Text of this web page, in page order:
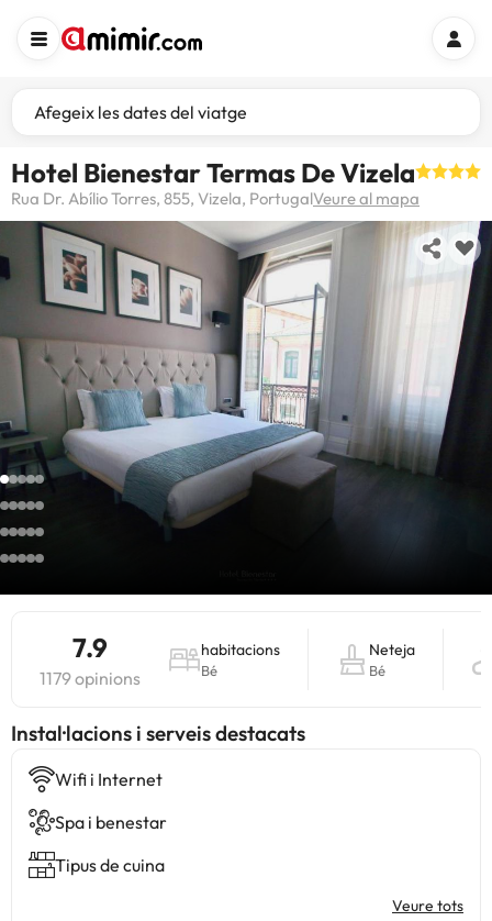
Afegeix les dates del viatge
Hotel Bienestar Termas De Vizela
Rua Dr. Abílio Torres, 855, Vizela, PortugalVeure al mapa
7.9
1179 opinions
habitacions
Bé
Neteja
Bé
Instal·lacions i serveis destacats
Wifi i Internet
Spa i benestar
Tipus de cuina
Veure tots